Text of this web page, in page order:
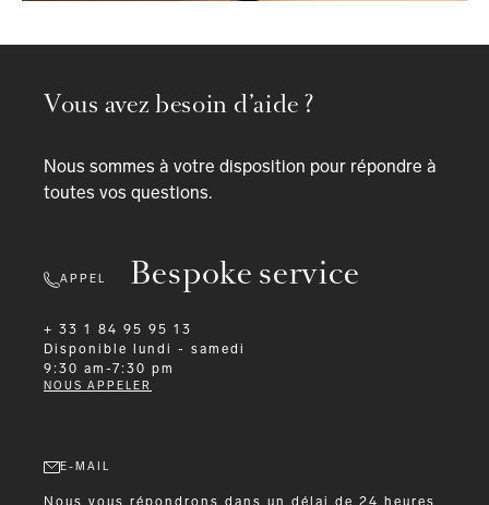
Bespoke service
Vous avez besoin d’aide ?
Nous sommes à votre disposition pour répondre à
toutes vos questions.
APPEL
+ 33 1 84 95 95 13
Disponible
lundi - samedi
9:30 am-7:30 pm
NOUS APPELER
E-MAIL
Nous vous répondrons dans un délai de 24 heures